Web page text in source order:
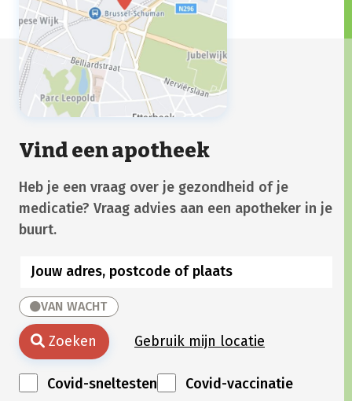
Vind een apotheek
Heb je een vraag over je gezondheid of je
medicatie? Vraag advies aan een apotheker in je
buurt.
VAN WACHT
Zoeken Gebruik mijn locatie
Covid-sneltesten
Covid-vaccinatie